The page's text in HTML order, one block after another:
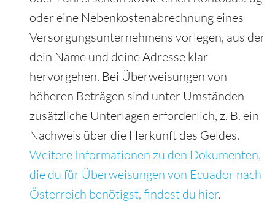
oder eine Nebenkostenabrechnung eines
Versorgungsunternehmens vorlegen, aus der
dein Name und deine Adresse klar
hervorgehen. Bei Überweisungen von
höheren Beträgen sind unter Umständen
zusätzliche Unterlagen erforderlich, z. B. ein
Nachweis über die Herkunft des Geldes.
Weitere Informationen zu den Dokumenten,
die du für Überweisungen von Ecuador nach
Österreich benötigst, findest du hier.